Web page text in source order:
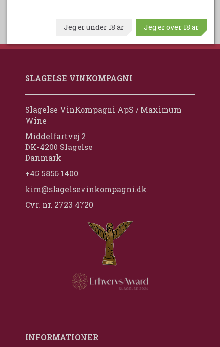
SLAGELSE VINKOMPAGNI
Slagelse VinKompagni ApS / Maximum
Wine
Middelfartvej 2
DK-4200 Slagelse
Danmark
+45 5856 1400
kim@slagelsevinkompagni.dk
Cvr. nr. 2723 4720
INFORMATIONER
Jeg er under 18 år Jeg er over 18 år